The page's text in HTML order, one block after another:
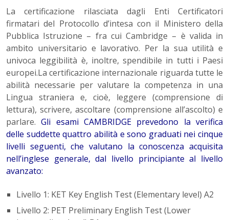
La certificazione rilasciata dagli Enti Certificatori
firmatari del Protocollo d’intesa con il Ministero della
Pubblica Istruzione – fra cui Cambridge – è valida in
ambito universitario e lavorativo. Per la sua utilità e
univoca leggibilità è, inoltre, spendibile in tutti i Paesi
europei.La certificazione internazionale riguarda tutte le
abilità necessarie per valutare la competenza in una
Lingua straniera e, cioè, leggere (comprensione di
lettura), scrivere, ascoltare (comprensione all’ascolto) e
parlare.Gli esami CAMBRIDGE prevedono la verifica
delle suddette quattro abilità e sono graduati nei cinque
livelli seguenti, che valutano la conoscenza acquisita
nell’inglese generale, dal livello principiante al livello
avanzato:
Livello 1: KET Key English Test (Elementary level) A2
Livello 2: PET Preliminary English Test (Lower